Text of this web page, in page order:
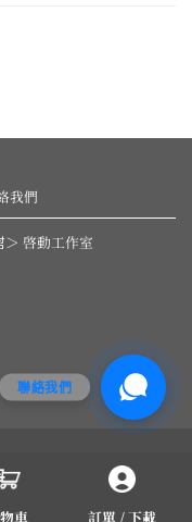
我們
啓動工作室
聯絡我們
車 訂單 / 下載